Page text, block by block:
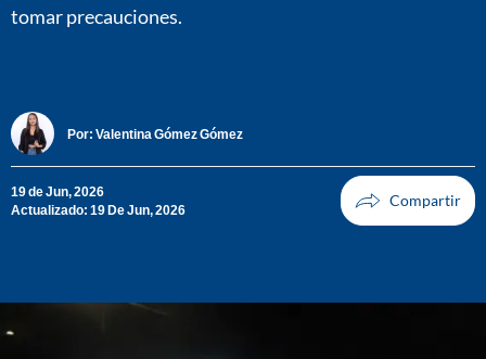
tomar precauciones.
Por: Valentina Gómez Gómez
19 de Jun, 2026
Actualizado: 19 De Jun, 2026